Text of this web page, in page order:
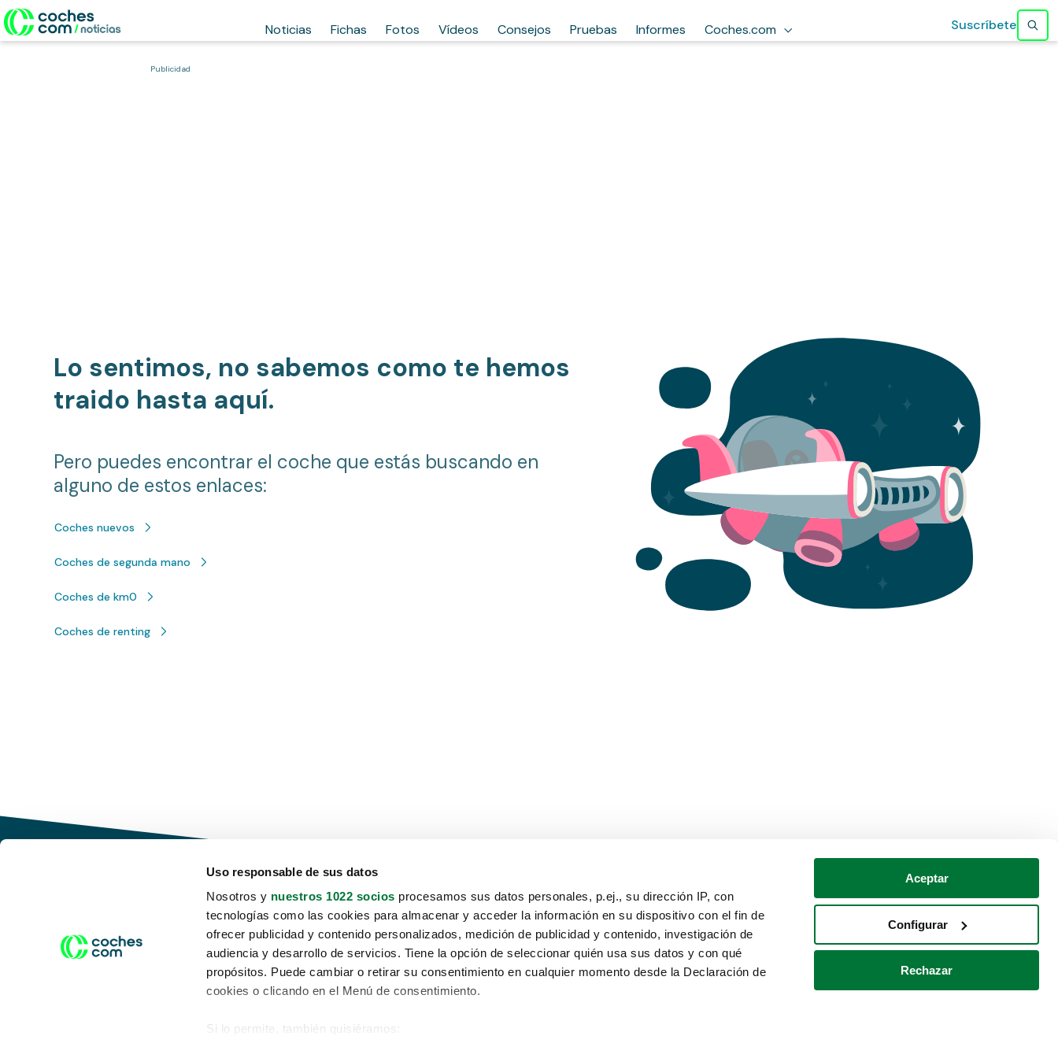
Uso responsable de sus datos
Nosotros y nuestros 1022 socios procesamos sus datos personales, p.ej., su dirección IP, con
tecnologías como las cookies para almacenar y acceder la información en su dispositivo con el fin de
ofrecer publicidad y contenido personalizados, medición de publicidad y contenido, investigación de
audiencia y desarrollo de servicios. Tiene la opción de seleccionar quién usa sus datos y con qué
propósitos. Puede cambiar o retirar su consentimiento en cualquier momento desde la Declaración de
cookies o clicando en el Menú de consentimiento.
Si lo permite, también quisiéramos:
Aceptar
Configurar
Rechazar
Noticias Fichas Fotos Vídeos Consejos Pruebas Informes Coches.com Suscríbete
Publicidad
Lo sentimos, no sabemos como te hemos
traido hasta aquí.
Pero puedes encontrar el coche que estás buscando en
alguno de estos enlaces:
Coches nuevos
Coches de segunda mano
Coches de km0
Coches de renting
Conduce tu futuro,
desata tu movilidad